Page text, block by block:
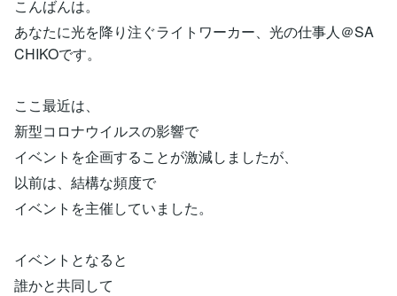
こんばんは。
あなたに光を降り注ぐライトワーカー、光の仕事人＠SA
CHIKOです。
ここ最近は、
新型コロナウイルスの影響で
イベントを企画することが激減しましたが、
以前は、結構な頻度で
イベントを主催していました。
イベントとなると
誰かと共同して